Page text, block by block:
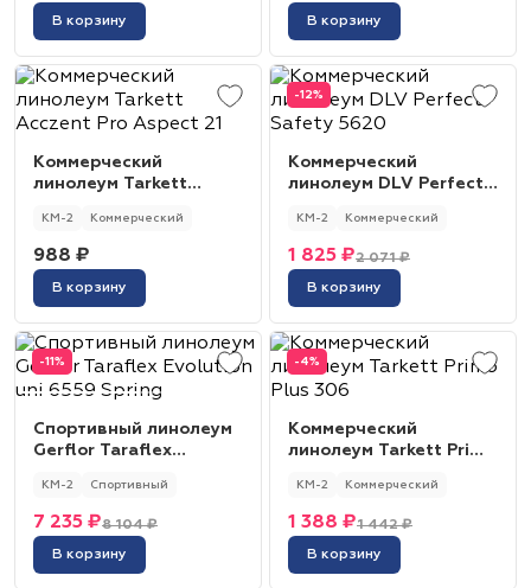
В корзину В корзину
Коммерческий
линолеум Tarkett
КМ-2 Коммерческий
988 ₽
В корзину
-12%
Коммерческий
линолеум DLV Perfect
КМ-2 Коммерческий
2 071 ₽
1 825 ₽
В корзину
-11%
Спортивный линолеум
Gerflor Taraflex
Spring
КМ-2 Спортивный
8 104 ₽
7 235 ₽
В корзину
-4%
Коммерческий
линолеум Tarkett Primo
КМ-2 Коммерческий
1 442 ₽
1 388 ₽
В корзину